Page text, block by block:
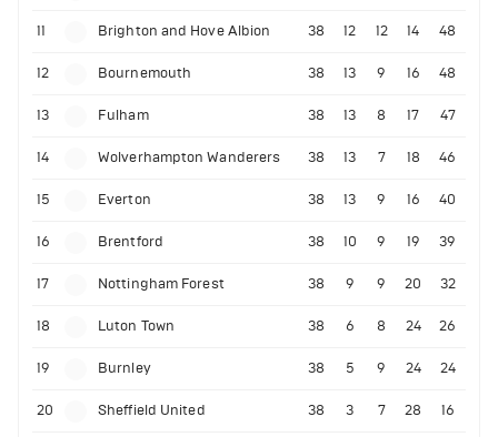
11 Brighton and Hove Albion 38 12 12 14 48
12 Bournemouth 38 13 9 16 48
13 Fulham 38 13 8 17 47
14 Wolverhampton Wanderers 38 13 7 18 46
15 Everton 38 13 9 16 40
16 Brentford 38 10 9 19 39
17 Nottingham Forest 38 9 9 20 32
18 Luton Town 38 6 8 24 26
19 Burnley 38 5 9 24 24
20 Sheffield United 38 3 7 28 16